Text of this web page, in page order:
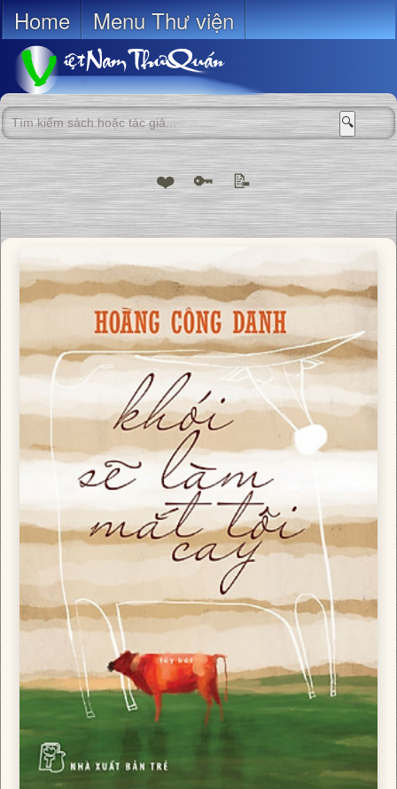
Home Menu Thư viện
🔍
❤️ 🔑 📝